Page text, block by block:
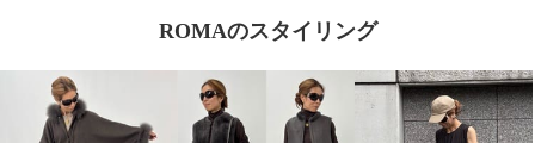
ROMAのスタイリング